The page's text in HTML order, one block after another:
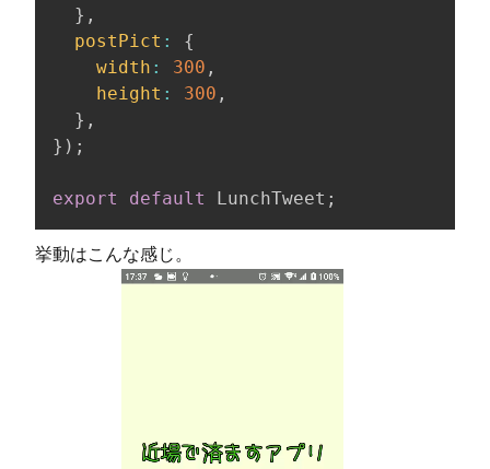
} ,
postPict :
{
width : 300 ,
height : 300 ,
} ,
} ) ;
export default LunchTweet ;
挙動はこんな感じ。